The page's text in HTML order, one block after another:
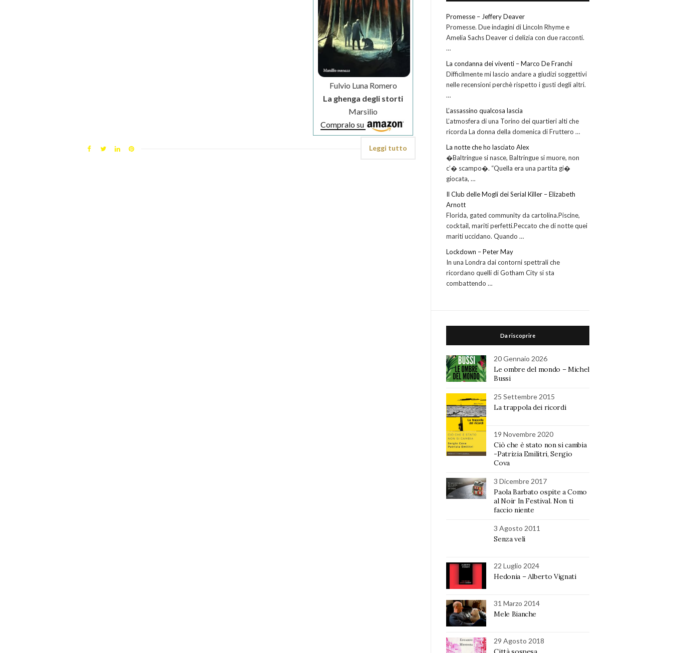
Fulvio Luna Romero
La ghenga degli storti
Marsilio
Compralo su
Leggi tutto
Promesse – Jeffery Deaver
Promesse. Due indagini di Lincoln Rhyme e
Amelia Sachs Deaver ci delizia con due racconti.
…
La condanna dei viventi – Marco De Franchi
Difficilmente mi lascio andare a giudizi soggettivi
nelle recensioni perchè rispetto i gusti degli altri.
…
L’assassino qualcosa lascia
L’atmosfera di una Torino dei quartieri alti che
ricorda La donna della domenica di Fruttero …
La notte che ho lasciato Alex
�Baltringue si nasce, Baltringue si muore, non
c’� scampo�. “Quella era una partita gi�
giocata, …
Il Club delle Mogli dei Serial Killer – Elizabeth
Arnott
Florida, gated community da cartolina.Piscine,
cocktail, mariti perfetti.Peccato che di notte quei
mariti uccidano. Quando …
Lockdown – Peter May
In una Londra dai contorni spettrali che
ricordano quelli di Gotham City si sta
combattendo …
Da riscoprire
20 Gennaio 2026
Le ombre del mondo – Michel
Bussi
25 Settembre 2015
La trappola dei ricordi
19 Novembre 2020
Ciò che è stato non si cambia
-Patrizia Emilitri, Sergio
Cova
3 Dicembre 2017
Paola Barbato ospite a Como
al Noir In Festival. Non ti
faccio niente
3 Agosto 2011
Senza veli
22 Luglio 2024
Hedonia – Alberto Vignati
31 Marzo 2014
Mele Bianche
29 Agosto 2018